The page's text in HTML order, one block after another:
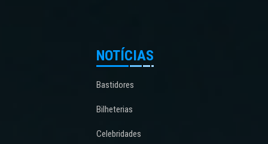
NOTÍCIAS
Bastidores
Bilheterias
Celebridades